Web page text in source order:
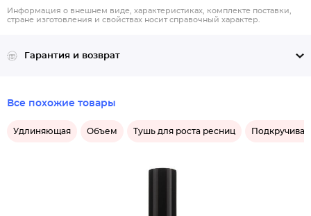
Информация о внешнем виде, характеристиках, комплекте поставки,
стране изготовления и свойствах носит справочный характер.
Гарантия и возврат
Все похожие товары
Удлиняющая Объем Тушь для роста ресниц